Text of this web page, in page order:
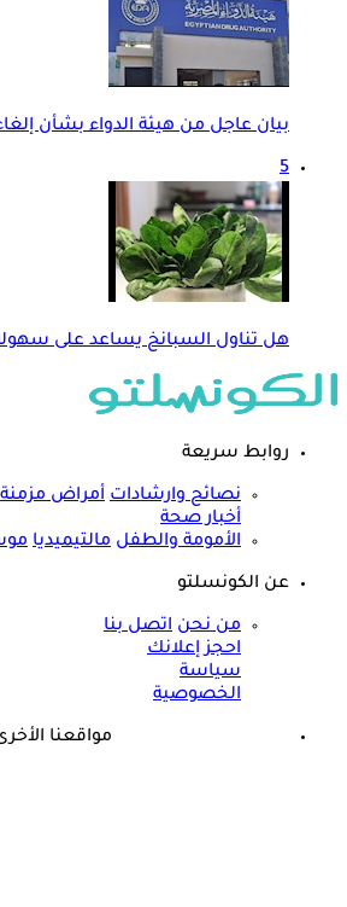
بيان عاجل من هيئة الدواء بشأن
5
هل تناول السبانخ يساعد على سهولة
روابط سريعة
نصائح وارشادات أمراض مزمنة
أخبار صحة
الأمومة والطفل مالتيميديا
عن الكونسلتو
من نحن اتصل بنا
احجز إعلانك
سياسة
الخصوصية
مواقعنا